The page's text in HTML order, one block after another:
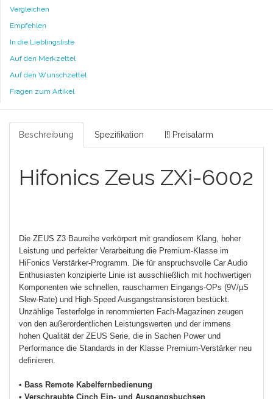
Vergleichen
Empfehlen
In die Lieblingsliste
Auf den Merkzettel
Auf den Wunschzettel
Fragen zum Artikel
Beschreibung Spezifikation [!] Preisalarm
Hifonics Zeus ZXi-6002
Die ZEUS Z3 Baureihe verkörpert mit grandiosem Klang, hoher
Leistung und perfekter Verarbeitung die Premium-Klasse im
HiFonics Verstärker-Programm. Die für anspruchsvolle Car Audio
Enthusiasten konzipierte Linie ist ausschließlich mit hochwertigen
Komponenten wie schnellen, rauscharmen Eingangs-OPs (9V/µS
Slew-Rate) und High-Speed Ausgangstransistoren bestückt.
Unzählige Testerfolge in renommierten Fach-Magazinen zeugen
von den außerordentlichen Leistungswerten und der immens
hohen Qualität der ZEUS Serie, die in Sachen Power und
Performance die Standards in der Klasse Premium-Verstärker neu
definieren.
• Bass Remote Kabelfernbedienung
• Verschraubte Cinch Ein- und Ausgangsbuchsen